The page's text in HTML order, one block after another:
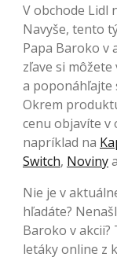
V obchode Lidl
Navyše, tento
Papa Baroko v
zľave si môžete
a poponáhľajte
Okrem
cenu objavíte v
napríklad na
Switch, Novinya
Nie je v
hľadáte?
Baroko v akcii?
letáky online z